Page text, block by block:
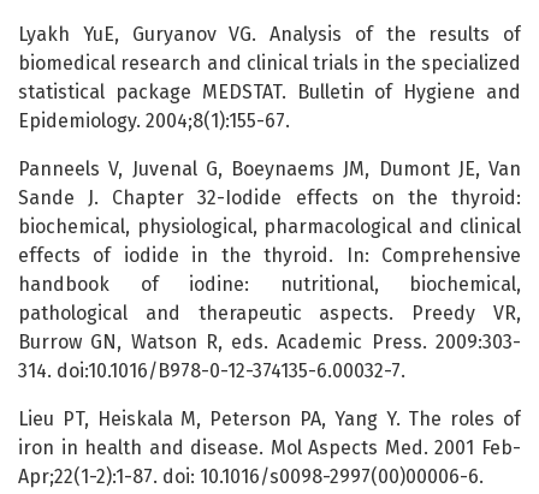
Lyakh YuE, Guryanov VG. Analysis of the results of
biomedical research and clinical trials in the specialized
statistical package MEDSTAT. Bulletin of Hygiene and
Epidemiology. 2004;8(1):155-67.
Panneels V, Juvenal G, Boeynaems JM, Dumont JE, Van
Sande J. Chapter 32-Iodide effects on the thyroid:
biochemical, physiological, pharmacological and clinical
effects of iodide in the thyroid. In: Comprehensive
handbook of iodine: nutritional, biochemical,
pathological and therapeutic aspects. Preedy VR,
Burrow GN, Watson R, eds. Academic Press. 2009:303-
314. doi:10.1016/B978-0-12-374135-6.00032-7.
Lieu PT, Heiskala M, Peterson PA, Yang Y. The roles of
iron in health and disease. Mol Aspects Med. 2001 Feb-
Apr;22(1-2):1-87. doi: 10.1016/s0098-2997(00)00006-6.